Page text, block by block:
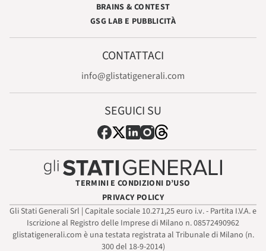
BRAINS & CONTEST
GSG LAB E PUBBLICITÀ
CONTATTACI
info@glistatigenerali.com
SEGUICI SU
TERMINI E CONDIZIONI D’USO
PRIVACY POLICY
Gli Stati Generali Srl | Capitale sociale 10.271,25 euro i.v. - Partita I.V.A. e
Iscrizione al Registro delle Imprese di Milano n. 08572490962
glistatigenerali.com è una testata registrata al Tribunale di Milano (n.
300 del 18-9-2014)